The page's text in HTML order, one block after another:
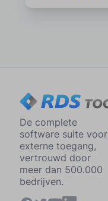
De complete
software suite voor
externe toegang,
vertrouwd door
meer dan 500.000
bedrijven.